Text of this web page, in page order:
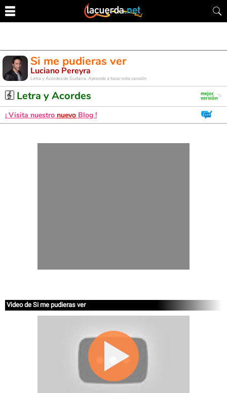
Si me pudieras ver
Luciano Pereyra
Letra y Acordes de Guitarra. Aprende a tocar esta canción
Letra y Acordes
¡ Visita nuestro nuevo Blog !
Video de Si me pudieras ver